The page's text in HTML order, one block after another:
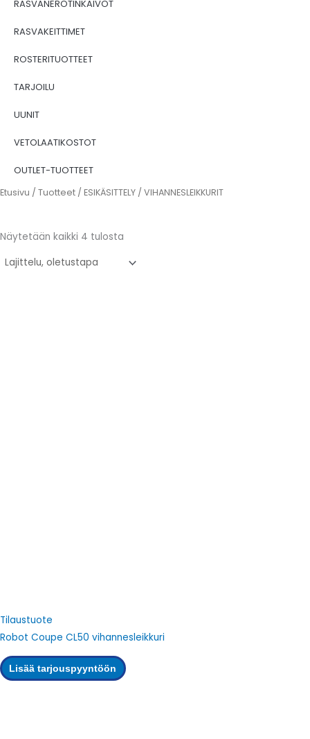
RASVANEROTINKAIVOT
RASVAKEITTIMET
ROSTERITUOTTEET
TARJOILU
UUNIT
VETOLAATIKOSTOT
OUTLET-TUOTTEET
Etusivu / Tuotteet / ESIKÄSITTELY / VIHANNESLEIKKURIT
Näytetään kaikki 4 tulosta
Tilaustuote
Robot Coupe CL50 vihannesleikkuri
Lisää tarjouspyyntöön